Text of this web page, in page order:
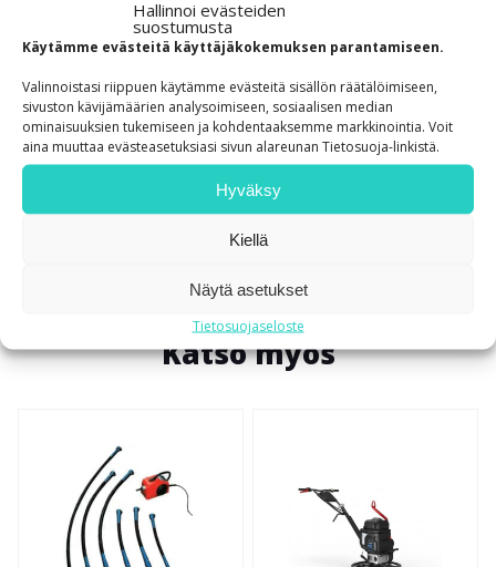
Hallinnoi evästeiden
suostumusta
Käytämme evästeitä käyttäjäkokemuksen parantamiseen.
Valinnoistasi riippuen käytämme evästeitä sisällön räätälöimiseen,
sivuston kävijämäärien analysoimiseen, sosiaalisen median
ominaisuuksien tukemiseen ja kohdentaaksemme markkinointia. Voit
aina muuttaa evästeasetuksiasi sivun alareunan Tietosuoja-linkistä.
Hyväksy
Kiellä
Näytä asetukset
Tietosuojaseloste
käyttöönottoa ja tehokasta tiivistystä ilman
erillistä virtalähdettä. Kevyt rakenne ja johdoton
keskisuurille työmaille, joissa laitetta liikutellaan
usein.
Katso myös